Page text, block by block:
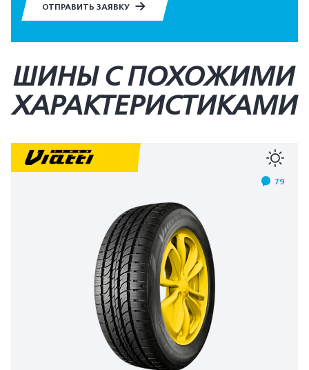
ОТПРАВИТЬ ЗАЯВКУ
ШИНЫ С ПОХОЖИМИ
ХАРАКТЕРИСТИКАМИ
79